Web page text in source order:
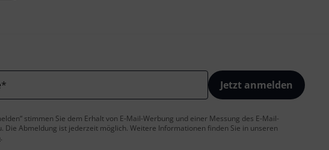
* Jetzt anmelden
stimmen Sie dem Erhalt von E-Mail-Werbung und einer Messung des E-Mail-
Die Abmeldung ist jederzeit möglich. Weitere Informationen finden Sie in unseren
.